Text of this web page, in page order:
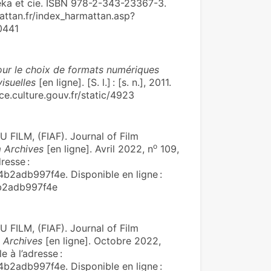
et cie. ISBN 978-2-343-23367-3.
index_harmattan.asp?
le choix de formats numériques
[en ligne]. [S. l.] : [s. n.], 2011.
static/4923
FILM, (FIAF). Journal of Film
Archives[en ligne]. Avril 2022, no109,
:
Disponible en ligne :
FILM, (FIAF). Journal of Film
[en ligne]. Octobre 2022,
à l’adresse :
Disponible en ligne :